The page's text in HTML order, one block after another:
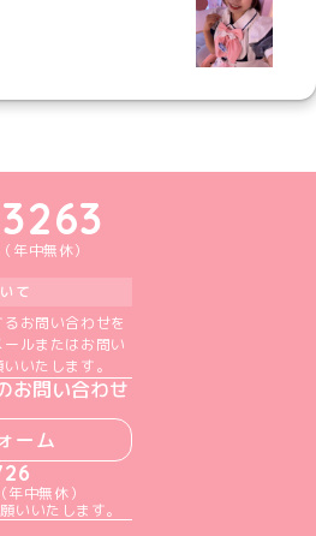
ーみんTikTok公式アカウント
いどりーみんX公式アカウント
めいどりーみんInstagram公式アカウント
めいどりーみんFacebook公式アカウン
めいどりーみんYouTube公式アカ
中無休）
て
お問い合わせを
ルまたはお問い
いたします。
お問い合わせ
ーム
中無休）
いいたします。